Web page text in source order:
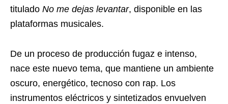
titulado No me dejas levantar, disponible en las
plataformas musicales.
De un proceso de producción fugaz e intenso,
nace este nuevo tema, que mantiene un ambiente
oscuro, energético, tecnoso con rap. Los
instrumentos eléctricos y sintetizados envuelven